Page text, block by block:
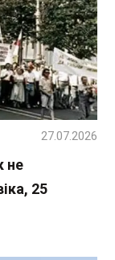
не
25
27.07.2026